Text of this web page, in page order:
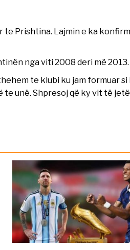
Prishtina. Lajmin e ka
nga viti 2008 deri më
te klubi ku jam formuar
unë. Shpresoj që ky vit të